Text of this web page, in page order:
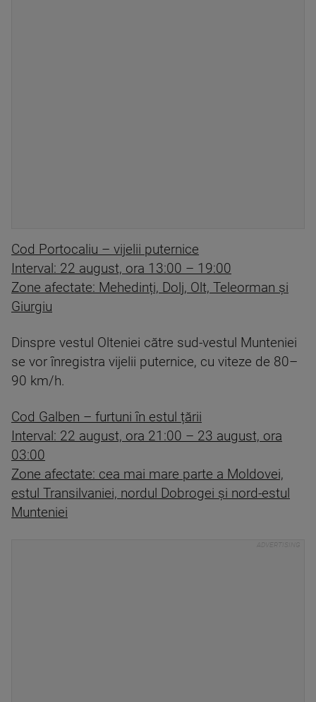
Cod Portocaliu – vijelii puternice
Interval: 22 august, ora 13:00 – 19:00
Zone afectate: Mehedinți, Dolj, Olt, Teleorman și
Giurgiu
Dinspre vestul Olteniei către sud-vestul Munteniei
se vor înregistra vijelii puternice, cu viteze de 80–
90 km/h.
Cod Galben – furtuni în estul țării
Interval: 22 august, ora 21:00 – 23 august, ora
03:00
Zone afectate: cea mai mare parte a Moldovei,
estul Transilvaniei, nordul Dobrogei și nord-estul
Munteniei